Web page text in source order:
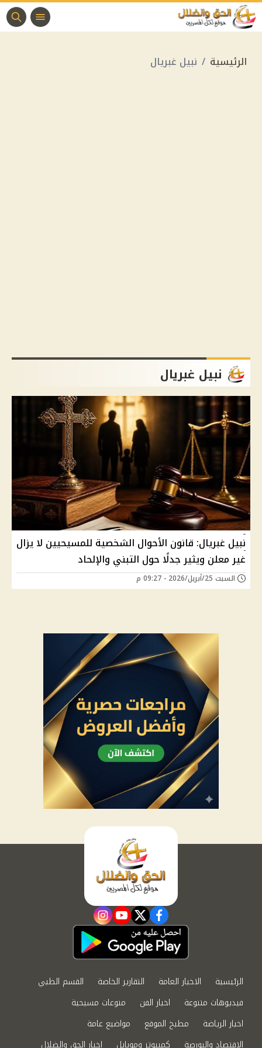
الرئيسية نبيل غبريال
نبيل غبريال
نبيل غبريال: قانون الأحوال الشخصية للمسيحيين لا يزال
غير معلن ويثير جدلًا حول التبني والإلحاد
السبت 25/أبريل/2026 - 09:27 م
facebook
twitter
youtube
instagram
الرئيسية الاخبار العامة التقارير الخاصة
القسم الطبي
فيديوهات متنوعة
اخبار الفن
منوعات مسيحية
اخبار الرياضة
مطبخ الموقع
مواضيع عامة
الاقتصاد والبورصة
كمبيوتر وموبايل اخبار الحق والضلال